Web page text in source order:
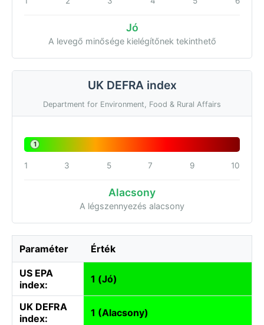
Jó
A levegő minősége kielégítőnek tekinthető
UK DEFRA index
Department for Environment, Food & Rural Affairs
1
1 3 5 7 9 10
Alacsony
A légszennyezés alacsony
Paraméter Érték
US EPA
index:
1 (Jó)
UK DEFRA
index:
1 (Alacsony)